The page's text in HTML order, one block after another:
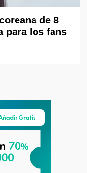
de 8
para los fans